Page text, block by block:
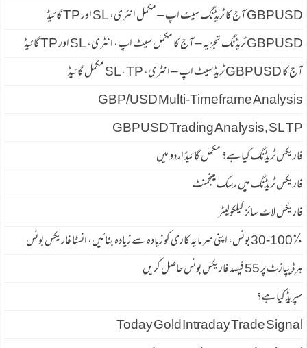
GBPUSD آج کا ٹریڈنگ سیٹ اپ – مکمل انٹری، SL اور TP گائیڈ
GBPUSD ٹریڈنگ تجزیہ – آج کا مکمل سیٹ اپ، انٹری، SL اور TP گائیڈ
آج کا GBPUSD ٹریڈ سیٹ اپ – انٹری، SL، TP مکمل گائیڈ
GBP/USD Multi-Timeframe Analysis
GBPUSD Trading Analysis, SL TP
فاریکس ٹریڈنگ کیا ہے؟ مکمل گائیڈ اردو میں
فاریکس ٹریڈنگ میں رسک مینجمنٹ
فاریکس لاٹ سائز کیلکولیٹر
30-100٪ بونس، اپنی سرمایہ کاری کو زیادہ سے زیادہ بنائیں، انسٹا فاریکس بونس
ہرڈیپازٹ پر 55 فیصد فاریكس بونس حاصل كریں
سپریڈ كیا ہے؟
Today Gold Intraday Trade Signal